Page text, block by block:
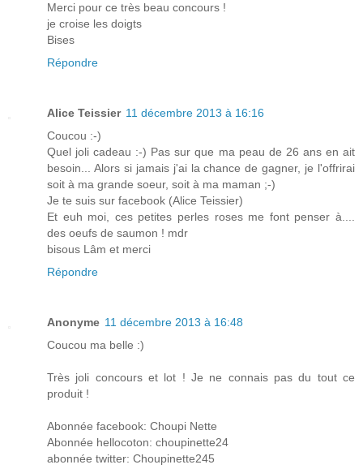
Merci pour ce très beau concours !
je croise les doigts
Bises
Répondre
Alice Teissier 11 décembre 2013 à 16:16
Coucou :-)
Quel joli cadeau :-) Pas sur que ma peau de 26 ans en ait
besoin... Alors si jamais j'ai la chance de gagner, je l'offrirai
soit à ma grande soeur, soit à ma maman ;-)
Je te suis sur facebook (Alice Teissier)
Et euh moi, ces petites perles roses me font penser à....
des oeufs de saumon ! mdr
bisous Lâm et merci
Répondre
Anonyme 11 décembre 2013 à 16:48
Coucou ma belle :)
Très joli concours et lot ! Je ne connais pas du tout ce
produit !
Abonnée facebook: Choupi Nette
Abonnée hellocoton: choupinette24
abonnée twitter: Choupinette245